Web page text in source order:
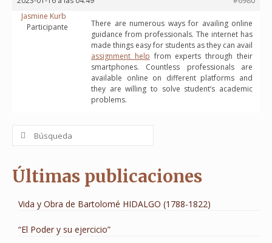
Jasmine Kurb
Participante
There are numerous ways for availing online
guidance from professionals. The internet has
made things easy for students as they can avail
assignment help from experts through their
smartphones. Countless professionals are
available online on different platforms and
they are willing to solve student’s academic
problems.
Buscar
por:
Últimas publicaciones
Vida y Obra de Bartolomé HIDALGO (1788-1822)
“El Poder y su ejercicio”